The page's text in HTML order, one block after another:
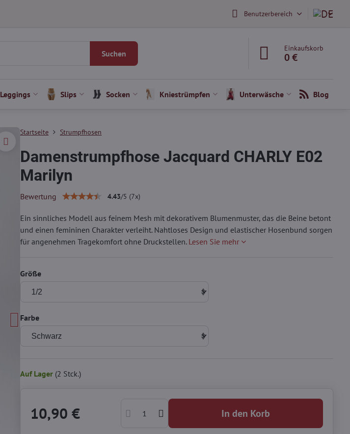
Benutzerbereich
Suchen
Einkaufskorb
0 €
Leggings Slips Socken Kniestrümpfen Unterwäsche Blog
Startseite Strumpfhosen
Damenstrumpfhose Jacquard CHARLY E02
Marilyn
Bewertung 4.43/5 (7x)
Ein sinnliches Modell aus feinem Mesh mit dekorativem Blumenmuster, das die Beine betont
und einen femininen Charakter verleiht. Nahtloses Design und elastischer Hosenbund sorgen
für angenehmen Tragekomfort ohne Druckstellen. Lesen Sie mehr
Größe
Farbe
Auf Lager (2 Stck.)
10,90 € In den Korb